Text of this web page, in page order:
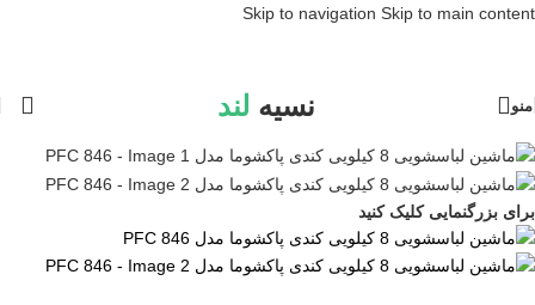
Skip to navigation Skip to main content
منو نسیه لند
برای بزرگنمایی کلیک کنید